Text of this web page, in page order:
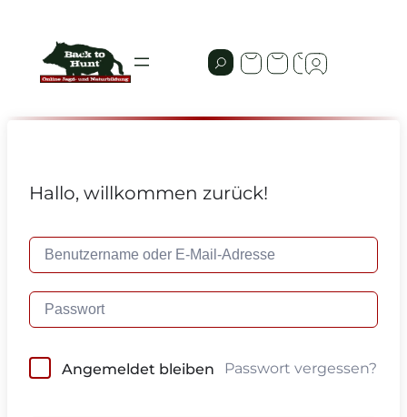
Hallo, willkommen zurück!
Angemeldet bleiben Passwort vergessen?